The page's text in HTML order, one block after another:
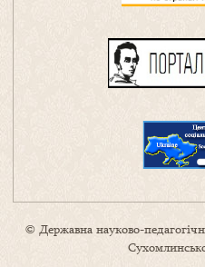
© Державна науково-